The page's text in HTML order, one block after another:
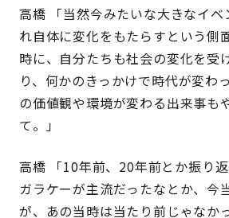
高橋 「当然今みたいな大きなイベ
れ自体に変化をもたらすという側
時に、自分たちも社会の変化を受
り、何かのきっかけで時代が変わ
の価値観や環境が変わる出来事も
て。」
高橋 「10年前、20年前とか振り
ガラケーが主流だったなとか、今
が、あの当時は当たり前じゃなか